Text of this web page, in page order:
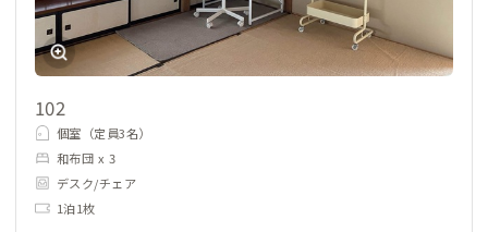
102
個室（定員3名）
和布団 x 3
デスク/チェア
1泊1枚